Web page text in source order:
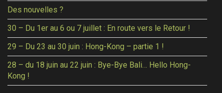
Des nouvelles ?
30 – Du 1er au 6 ou 7 juillet : En route vers le Retour !
29 – Du 23 au 30 juin : Hong-Kong – partie 1 !
28 – du 18 juin au 22 juin : Bye-Bye Bali… Hello Hong-
Kong !